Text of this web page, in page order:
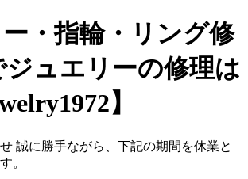
・指輪・リング修
ジュエリーの修理は
】
誠に勝手ながら、下記の期間を休業と
。